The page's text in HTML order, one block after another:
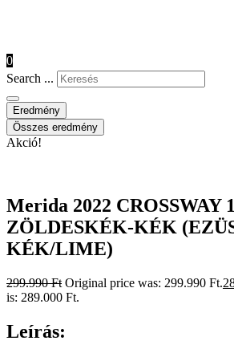
0
Search ...
Eredmény
Összes eredmény
Akció!
Merida 2022 CROSSWAY
ZÖLDESKÉK-KÉK
KÉK/LIME)
299.990Ft Original price was: 299.990 Ft.
is: 289.000 Ft.
Leírás: